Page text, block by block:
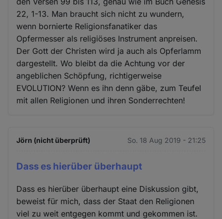
22, 1-13. Man braucht sich nicht zu wundern,
wenn bornierte Religionsfanatiker das
Opfermesser als religiöses Instrument anpreisen.
Der Gott der Christen wird ja auch als Opferlamm
dargestellt. Wo bleibt da die Achtung vor der
angeblichen Schöpfung, richtigerweise
EVOLUTION? Wenn es ihn denn gäbe, zum Teufel
mit allen Religionen und ihren Sonderrechten!
Jörn (nicht überprüft) So. 18 Aug 2019 - 21:25
Dass es hierüber überhaupt
Dass es hierüber überhaupt eine Diskussion gibt,
beweist für mich, dass der Staat den Religionen
viel zu weit entgegen kommt und gekommen ist.